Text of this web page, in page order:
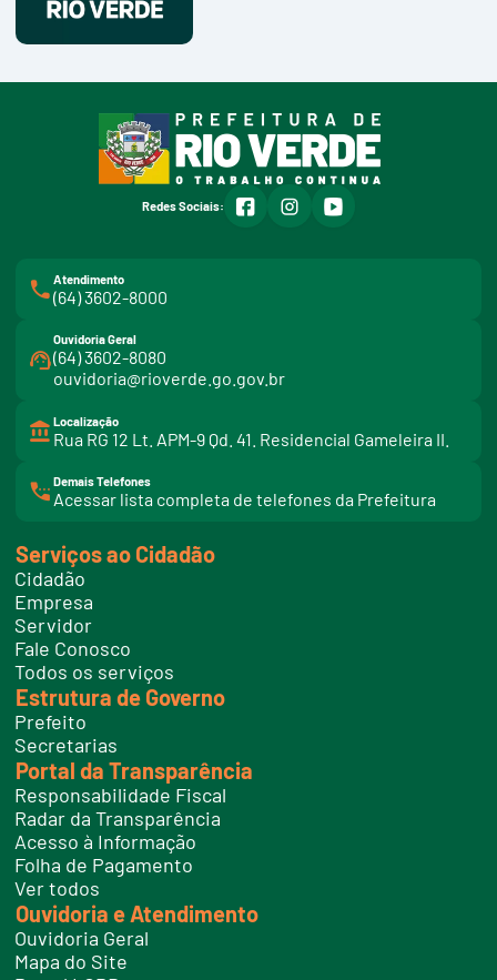
Redes Sociais: facebookinstagramyoutube
Atendimento
(64) 3602-8000
Ouvidoria Geral
(64) 3602-8080
ouvidoria@rioverde.go.gov.br
Localização
Rua RG 12 Lt. APM-9 Qd. 41. Residencial Gameleira II.
Demais Telefones
Acessar lista completa de telefones da Prefeitura
i
t
e
l
f
o
e
s
Serviços ao Cidadão
Cidadão
Empresa
Servidor
Fale Conosco
Todos os serviços
Estrutura de Governo
Prefeito
Secretarias
Portal da Transparência
Responsabilidade Fiscal
Radar da Transparência
Acesso à Informação
Folha de Pagamento
Ver todos
Ouvidoria e Atendimento
Ouvidoria Geral
Mapa do Site